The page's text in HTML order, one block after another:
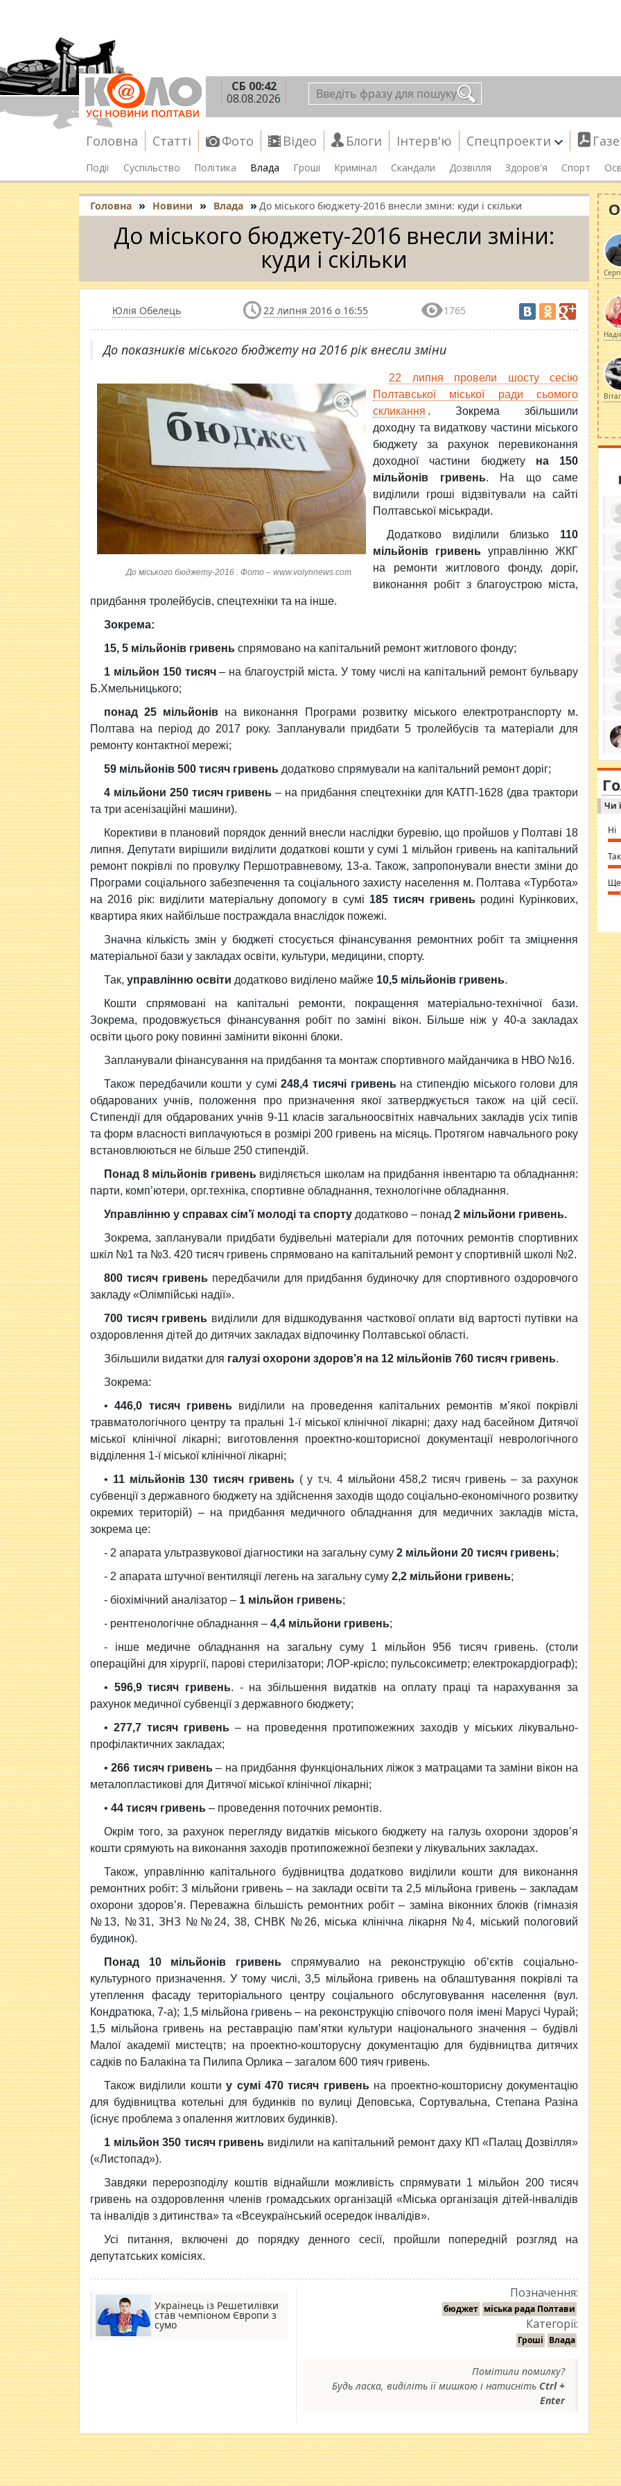
СБ 00:42
08.08.2026
Головна Статті Фото Відео Блоги Інтерв'ю Спецпроекти
Події Суспільство Політика Влада Гроші Кримінал Скандали Дозвілля Здоров'я Спорт
Головна » Новини » Влада » До міського бюджету-2016 внесли зміни: куди і скільки
До міського бюджету-2016 внесли зміни:
куди і скільки
Юлія Обелець 22 липня 2016 о 16:55 1765
До показників міського бюджету на 2016 рік внесли зміни
До міського бюджету-2016 . Фото – www.volynnews.com
22 липня провели шосту сесію
Полтавської міської ради сьомого
скликання . Зокрема збільшили
доходну та видаткову частини міського
бюджету за рахунок перевиконання
доходної частини бюджету на 150
мільйонів гривень. На що саме
виділили гроші відзвітували на сайті
Полтавської міськради.
Додатково виділили близько 110
мільйонів гривень управлінню ЖКГ
на ремонти житлового фонду, доріг,
виконання робіт з благоустрою міста,
придбання тролейбусів, спецтехніки та на інше.
Зокрема:
15, 5 мільйонів гривень спрямовано на капітальний ремонт житлового фонду;
1 мільйон 150 тисяч– на благоустрій міста. У тому числі на капітальний ремонт бульвару
Б.Хмельницького;
понад 25 мільйонів на виконання Програми розвитку міського електротранспорту м.
Полтава на період до 2017 року. Запланували придбати 5 тролейбусів та матеріали для
ремонту контактної мережі;
59 мільйонів 500 тисяч гривень додатково спрямували на капітальний ремонт доріг;
4 мільйони 250 тисяч гривень – на придбання спецтехніки для КАТП-1628 (два трактори
та три асенізаційні машини).
Корективи в плановий порядок денний внесли наслідки буревію, що пройшов у Полтаві 18
липня. Депутати вирішили виділити додаткові кошти у сумі 1 мільйон гривень на капітальний
ремонт покрівлі по провулку Першотравневому, 13-а. Також, запропонували внести зміни до
Програми соціального забезпечення та соціального захисту населення м. Полтава «Турбота»
на 2016 рік: виділити матеріальну допомогу в сумі 185 тисяч гривеньродині Курінкових,
квартира яких найбільше постраждала внаслідок пожежі.
Значна кількість змін у бюджеті стосується фінансування ремонтних робіт та зміцнення
матеріальної бази у закладах освіти, культури, медицини, спорту.
Так, управлінню освіти додатково виділено майже 10,5 мільйонів гривень.
Кошти спрямовані на капітальні ремонти, покращення матеріально-технічної бази.
Зокрема, продовжується фінансування робіт по заміні вікон. Більше ніж у 40-а закладах
освіти цього року повинні замінити віконні блоки.
Запланували фінансування на придбання та монтаж спортивного майданчика в НВО №16.
Також передбачили кошти у сумі248,4 тисячі гривеньна стипендію міського голови для
обдарованих учнів, положення про призначення якої затверджується також на цій сесії.
Стипендії для обдарованих учнів 9-11 класів загальноосвітніх навчальних закладів усіх типів
та форм власності виплачуються в розмірі 200 гривень на місяць. Протягом навчального року
встановлюються не більше 250 стипендій.
Понад 8 мільйонів гривень виділяється школам на придбання інвентарю та обладнання:
парти, комп’ютери, орг.техніка, спортивне обладнання, технологічне обладнання.
Управлінню у справах сім’ї молоді та спорту додатково – понад 2 мільйони гривень.
Зокрема, запланували придбати будівельні матеріали для поточних ремонтів спортивних
шкіл №1 та №3. 420 тисяч гривень спрямовано на капітальний ремонт у спортивній школі №2.
800 тисяч гривеньпередбачили для придбання будиночку для спортивного оздоровчого
закладу «Олімпійські надії».
700 тисяч гривень виділили для відшкодування часткової оплати від вартості путівки на
оздоровлення дітей до дитячих закладах відпочинку Полтавської області.
Збільшили видатки для галузі охорони здоров’я на 12 мільйонів 760 тисяч гривень.
Зокрема:
•446,0 тисяч гривеньвиділили на проведення капітальних ремонтів м’якої покрівлі
травматологічного центру та пральні 1-ї міської клінічної лікарні; даху над басейном Дитячої
міської клінічної лікарні; виготовлення проектно-кошторисної документації неврологічного
відділення 1-ї міської клінічної лікарні;
• 11 мільйонів 130 тисяч гривень( у т.ч. 4 мільйони 458,2 тисяч гривень – за рахунок
субвенції з державного бюджету на здійснення заходів щодо соціально-економічного розвитку
окремих територій) – на придбання медичного обладнання для медичних закладів міста,
зокрема це:
- 2 апарата ультразвукової діагностики на загальну суму 2 мільйони 20 тисяч гривень;
- 2 апарата штучної вентиляції легень на загальну суму 2,2 мільйони гривень;
- біохімічний аналізатор – 1 мільйон гривень;
- рентгенологічне обладнання – 4,4 мільйони гривень;
- інше медичне обладнання на загальну суму 1 мільйон 956 тисяч гривень. (столи
операційні для хірургії, парові стерилізатори; ЛОР-крісло; пульсоксиметр; електрокардіограф);
• 596,9 тисяч гривень. - на збільшення видатків на оплату праці та нарахування за
рахунок медичної субвенції з державного бюджету;
• 277,7 тисяч гривень – на проведення протипожежних заходів у міських лікувально-
профілактичних закладах;
•266 тисяч гривень – на придбання функціональних ліжок з матрацами та заміни вікон на
металопластикові для Дитячої міської клінічної лікарні;
• 44 тисяч гривень – проведення поточних ремонтів.
Окрім того, за рахунок перегляду видатків міського бюджету на галузь охорони здоров’я
кошти срямують на виконання заходів протипожежної безпеки у лікувальних закладах.
Також, управлінню капітального будівництва додатково виділили кошти для виконання
ремонтних робіт: 3 мільйони гривень – на заклади освіти та 2,5 мільйона гривень – закладам
охорони здоров’я. Переважна більшість ремонтних робіт – заміна віконних блоків (гімназія
№13, №31, ЗНЗ №№24, 38, СНВК №26, міська клінічна лікарня №4, міський пологовий
будинок).
Понад 10 мільйонів гривень спрямувалио на реконструкцію об’єктів соціально-
культурного призначення. У тому числі, 3,5 мільйона гривень на облаштування покрівлі та
утеплення фасаду територіального центру соціального обслуговування населення (вул.
Кондратюка, 7-а); 1,5 мільйона гривень – на реконструкцію співочого поля імені Марусі Чурай;
1,5 мільйона гривень на реставрацію пам’ятки культури національного значення – будівлі
Малої академії мистецтв; на проектно-кошторусну документацію для будівництва дитячих
садків по Балакіна та Пилипа Орлика – загалом 600 тияч гривень.
Також виділили коштиу сумі 470 тисяч гривеньна проектно-кошторисну документацію
для будівництва котельні для будинків по вулиці Деповська, Сортувальна, Степана Разіна
(існує проблема з опалення житлових будинків).
1 мільйон 350 тисяч гривень виділили на капітальний ремонт даху КП «Палац Дозвілля»
(«Листопад»).
Завдяки перерозподілу коштів віднайшли можливість спрямувати 1 мільйон 200 тисяч
гривень на оздоровлення членів громадських організацій «Міська організація дітей-інвалідів
та інвалідів з дитинства» та «Всеукраїнський осередок інвалідів».
Усі питання, включені до порядку денного сесії, пройшли попередній розгляд на
депутатських комісіях.
Українець із Решетилівки
став чемпіоном Європи з
сумо
Позначення:
бюджет міська рада Полтави
Категорії:
Гроші Влада
Помітили помилку?
Будь ласка, виділіть її мишкою і натисніть Ctrl +
Enter
за
ми
in
⇒
Чи
Ні
Так
Ще